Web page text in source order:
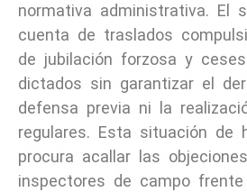
normativa administrativa. El
cuenta de traslados
de jubilación forzosa y
dictados sin garantizar el
defensa previa ni la
regulares. Esta situación de
procura acallar las
inspectores de campo